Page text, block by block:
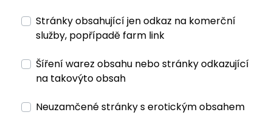
Stránky obsahující jen odkaz na komerční
služby, popřípadě farm link
Šíření warez obsahu nebo stránky odkazující
na takovýto obsah
Neuzamčené stránky s erotickým obsahem